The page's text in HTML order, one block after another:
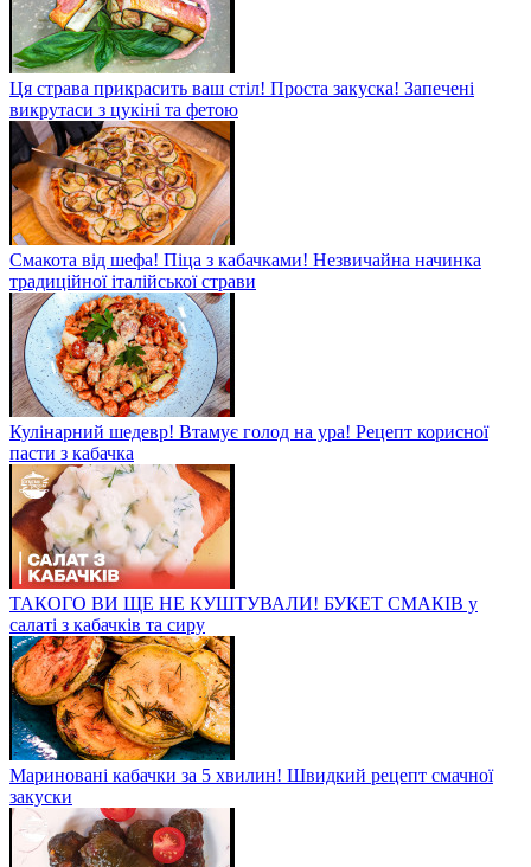
Ця страва прикрасить ваш стіл! Проста закуска! Запечені
викрутаси з цукіні та фетою
Смакота від шефа! Піца з кабачками! Незвичайна начинка
традиційної італійської страви
Кулінарний шедевр! Втамує голод на ура! Рецепт корисної
пасти з кабачка
ТАКОГО ВИ ЩЕ НЕ КУШТУВАЛИ! БУКЕТ СМАКІВ у
салаті з кабачків та сиру
Мариновані кабачки за 5 хвилин! Швидкий рецепт смачної
закуски